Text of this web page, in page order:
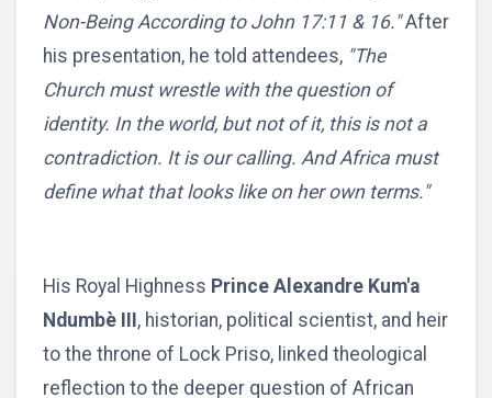
Non-Being According to John 17:11 & 16."After
his presentation, he told attendees, "The
Church must wrestle with the question of
identity. In the world, but not of it, this is not a
contradiction. It is our calling. And Africa must
define what that looks like on her own terms."
His Royal Highness Prince Alexandre Kum'a
Ndumbè III , historian, political scientist, and heir
to the throne of Lock Priso, linked theological
reflection to the deeper question of African